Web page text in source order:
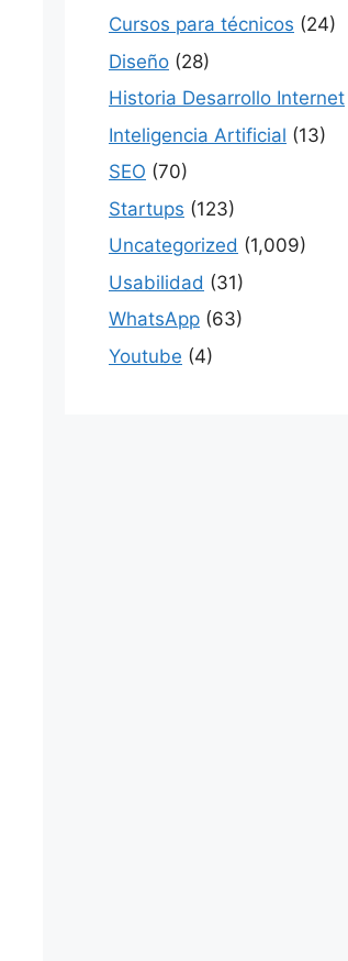
Cursos para técnicos (24)
Diseño (28)
Historia Desarrollo Internet
Inteligencia Artificial (13)
SEO (70)
Startups (123)
Uncategorized (1,009)
Usabilidad (31)
WhatsApp (63)
Youtube (4)